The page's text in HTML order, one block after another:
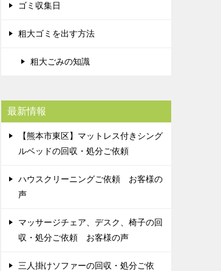
ゴミ収集日
粗大ゴミを出す方法
粗大ごみの知識
最新情報
【熊本市東区】マットレス付きシング
ルベッドの回収・処分ご依頼
ハウスクリーニングご依頼 お客様の
声
マッサージチェア、デスク、椅子の回
収・処分ご依頼 お客様の声
三人掛けソファーの回収・処分ご依